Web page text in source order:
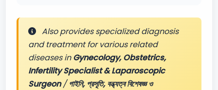
Also provides specialized diagnosis
and treatment for various related
diseases inGynecology, Obstetrics,
Infertility Specialist & Laparoscopic
Surgeon/গাইনি, প্রসূতি, বন্ধ্যত্ব বিশেষজ্ঞ ও